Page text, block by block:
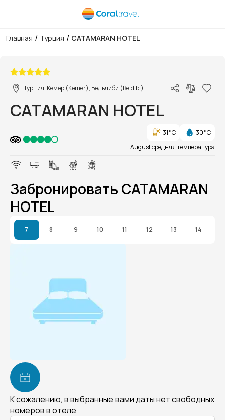
Главная / Турция / CATAMARAN HOTEL
Турция, Кемер (Kemer), Бельдиби (Beldibi)
CATAMARAN HOTEL
31 °C
30 °C
August средняя температура
Забронировать CATAMARAN
HOTEL
7 8 9 10 11 12 13 14
К сожалению, в выбранные вами даты нет свободных
номеров в отеле